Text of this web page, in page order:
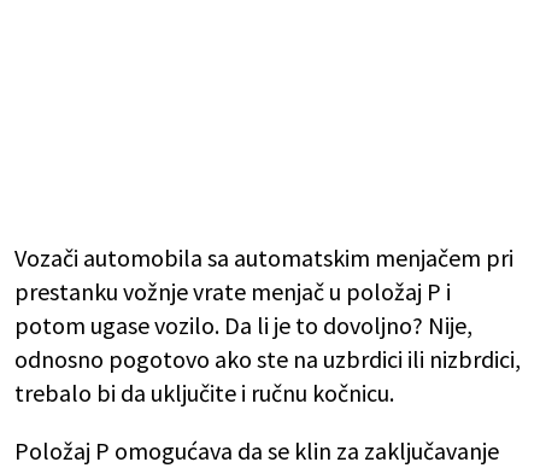
Vozači automobila sa automatskim menjačem pri
prestanku vožnje vrate menjač u položaj P i
potom ugase vozilo. Da li je to dovoljno? Nije,
odnosno pogotovo ako ste na uzbrdici ili nizbrdici,
trebalo bi da uključite i ručnu kočnicu.
Položaj P omogućava da se klin za zaključavanje